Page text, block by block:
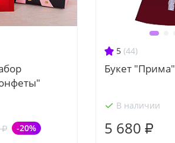
-20%
5 (44)
Букет "Прима"
В наличии
5 680 ₽